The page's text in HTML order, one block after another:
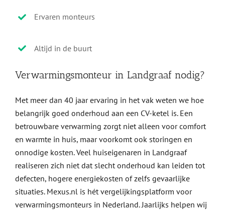
Ervaren monteurs
Altijd in de buurt
Verwarmingsmonteur in Landgraaf nodig?
Met meer dan 40 jaar ervaring in het vak weten we hoe
belangrijk goed onderhoud aan een CV-ketel is. Een
betrouwbare verwarming zorgt niet alleen voor comfort
en warmte in huis, maar voorkomt ook storingen en
onnodige kosten. Veel huiseigenaren in Landgraaf
realiseren zich niet dat slecht onderhoud kan leiden tot
defecten, hogere energiekosten of zelfs gevaarlijke
situaties. Mexus.nl is hét vergelijkingsplatform voor
verwarmingsmonteurs in Nederland. Jaarlijks helpen wij